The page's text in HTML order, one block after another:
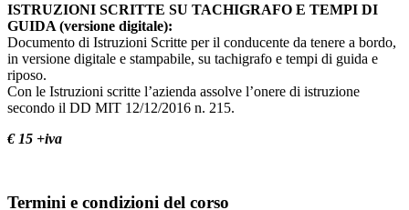
ISTRUZIONI SCRITTE SU TACHIGRAFO E TEMPI DI
GUIDA (versione digitale):
Documento di Istruzioni Scritte per il conducente da tenere a bordo,
in versione digitale e stampabile, su tachigrafo e tempi di guida e
riposo.
Con le Istruzioni scritte l’azienda assolve l’onere di istruzione
secondo il DD MIT 12/12/2016 n. 215.
€ 15 +iva
Termini e condizioni del corso